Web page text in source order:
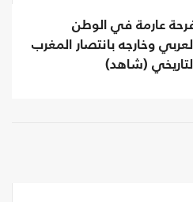
عارمة في الوطن
العربي وخارجه بانتصار المغرب
التاريخي (شاهد)